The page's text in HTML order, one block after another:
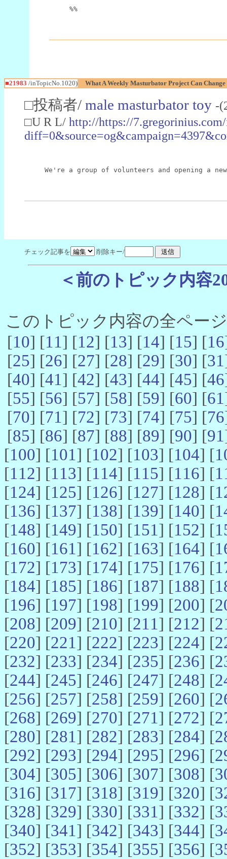
%%
■21983 /inTopicNo.1020) What A Weekly Masturbator Project Can
□投稿者/ male masturbator toy -
□U R L/ http://https://
We're a group of volunteers and opening a
チェック記事を 削除キー/
＜前のトピック内容
このトピック内容の全ペー
[10] [11] [12] [13] [14] [15] [16
[25] [26] [27] [28] [29] [30] [31
[40] [41] [42] [43] [44] [45] [46
[55] [56] [57] [58] [59] [60] [61
[70] [71] [72] [73] [74] [75] [76
[85] [86] [87] [88] [89] [90] [91
[100] [101] [102] [103] [104] [
[112] [113] [114] [115] [116] [
[124] [125] [126] [127] [128] [
[136] [137] [138] [139] [140] [
[148] [149] [150] [151] [152] [
[160] [161] [162] [163] [164] [
[172] [173] [174] [175] [176] [
[184] [185] [186] [187] [188] [
[196] [197] [198] [199] [200] [
[208] [209] [210] [211] [212] [
[220] [221] [222] [223] [224] [
[232] [233] [234] [235] [236] [
[244] [245] [246] [247] [248] [
[256] [257] [258] [259] [260] [
[268] [269] [270] [271] [272] [
[280] [281] [282] [283] [284] [
[292] [293] [294] [295] [296] [
[304] [305] [306] [307] [308] [
[316] [317] [318] [319] [320] [
[328] [329] [330] [331] [332] [
[340] [341] [342] [343] [344] [
[352] [353] [354] [355] [356] [